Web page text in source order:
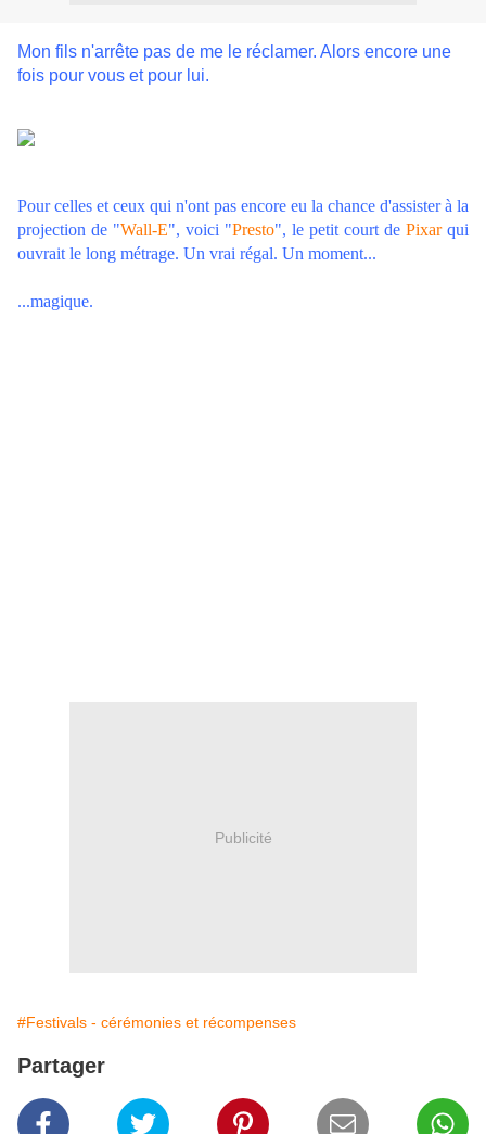
Mon fils n'arrête pas de me le réclamer. Alors encore une
fois pour vous et pour lui.
Pour celles et ceux qui n'ont pas encore eu la chance d'assister à la
projection de "Wall-E", voici "Presto", le petit court de Pixar qui
ouvrait le long métrage. Un vrai régal. Un moment...
...magique.
Publicité
#Festivals - cérémonies et récompenses
Partager